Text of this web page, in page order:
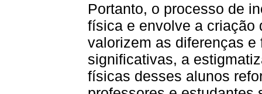
Portanto, o processo de
física e envolve a criação
valorizem as diferenças
significativas, a
físicas desses alunos